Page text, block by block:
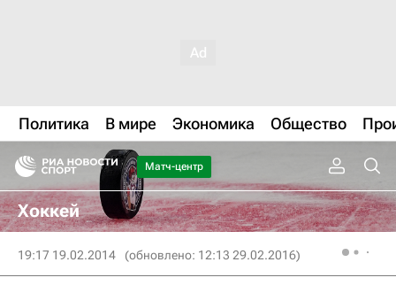
Политика В мире Экономика Общество
Матч-центр
Хоккей
19:17 19.02.2014 (обновлено: 12:13 29.02.2016)